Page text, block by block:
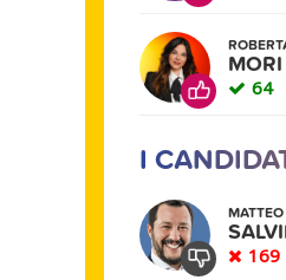
MORI
64
I
MATTEO
169